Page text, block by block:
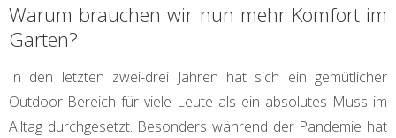
Warum brauchen wir nun mehr Komfort im
Garten?
In den letzten zwei-drei Jahren hat sich ein gemütlicher
Outdoor-Bereich für viele Leute als ein absolutes Muss im
Alltag durchgesetzt. Besonders während der Pandemie hat